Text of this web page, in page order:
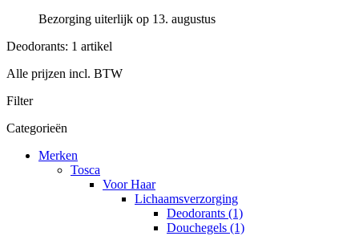
Bezorging uiterlijk op 13. augustus
Deodorants: 1 artikel
Alle prijzen incl. BTW
Filter
Categorieën
Merken
Tosca
Voor Haar
Lichaamsverzorging
Deodorants (1)
Douchegels (1)